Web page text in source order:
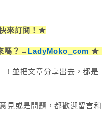
快來訂閱！★
嗎？→ LadyMoko_com ★
! 並把文章分享出去，都是
見或是問題，都歡迎留言和